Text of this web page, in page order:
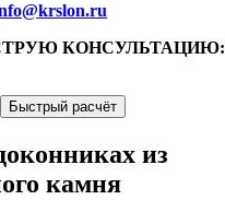
КОНСУЛЬТАЦИЮ:
Быстрый расчёт
из
камня